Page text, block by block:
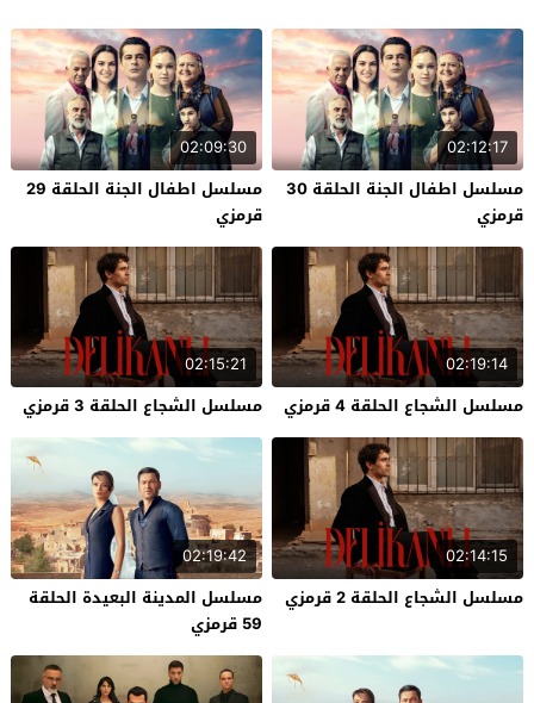
02:12:17
مسلسل اطفال الجنة الحلقة 30
قرمزي
02:09:30
مسلسل اطفال الجنة الحلقة 29
قرمزي
02:19:14
مسلسل الشجاع الحلقة 4 قرمزي
02:15:21
مسلسل الشجاع الحلقة 3 قرمزي
02:14:15
مسلسل الشجاع الحلقة 2 قرمزي
02:19:42
مسلسل المدينة البعيدة الحلقة
59 قرمزي